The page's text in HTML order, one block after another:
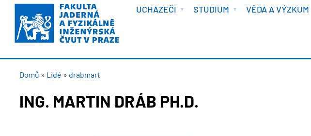
Přejít
hlavnímu
obsahu
VÍTEJTE
UCHAZEČI STUDIUM VĚDA A VÝZKUM
DROBEČKOVÁ
Domů Lidé drabmart
ING. MARTIN DRÁB PH.D.